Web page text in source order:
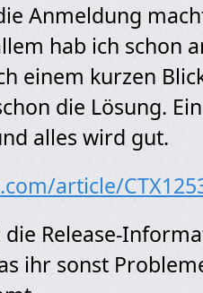
Anmeldung
hab ich schon
einem kurzen
die Lösung.
alles wird gut.
article/
Release-
ihr sonst